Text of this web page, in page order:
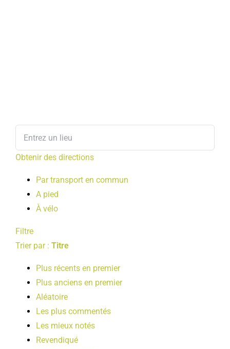
Obtenir des directions
Par transport en commun
A pied
À vélo
Filtre
Trier par : Titre
Plus récents en premier
Plus anciens en premier
Aléatoire
Les plus commentés
Les mieux notés
Revendiqué